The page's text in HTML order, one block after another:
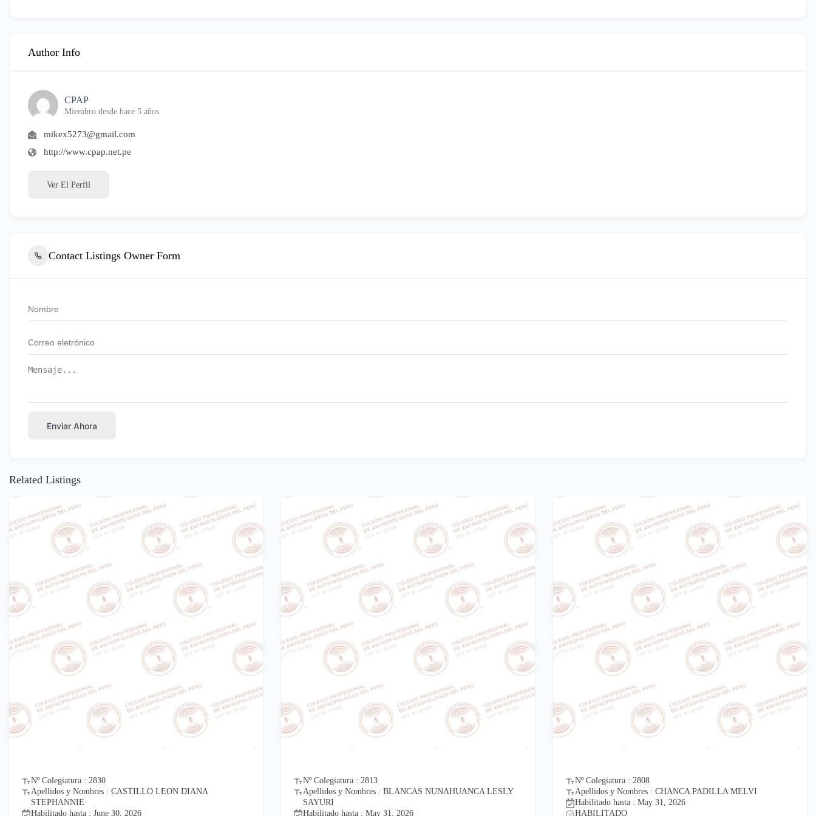
Author Info
CPAP
Miembro desde hace 5 años
mikex5273@gmail.com
http://www.cpap.net.pe
Ver El Perfil
Contact Listings Owner Form
Enviar Ahora
Related Listings
Nº Colegiatura : 2830
Apellidos y Nombres : CASTILLO LEON DIANA
STEPHANNIE
Habilitado hasta : June 30, 2026
Nº Colegiatura : 2813
Apellidos y Nombres : BLANCAS NUNAHUANCA LESLY
SAYURI
Habilitado hasta : May 31, 2026
Nº Colegiatura : 2808
Apellidos y Nombres : CHANCA PADILLA MELVI
Habilitado hasta : May 31, 2026
HABILITADO